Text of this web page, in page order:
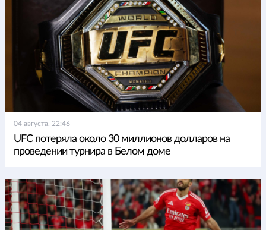
04 августа, 22:46
UFC потеряла около 30 миллионов долларов на
проведении турнира в Белом доме